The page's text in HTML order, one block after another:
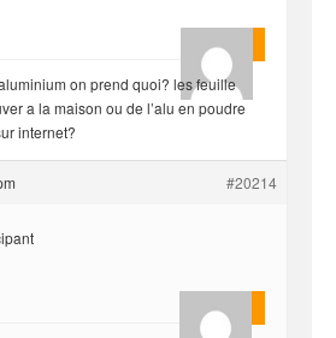
Florent
on prend quoi? les feuille
a la maison ou de l’alu en poudre
internet?
#20214
yvariro